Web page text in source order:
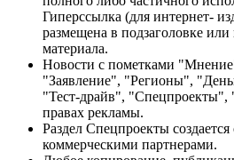
Гиперссылка (для интернет-
размещена в подзаголовке или
материала.
Новости с пометками
"Заявление", "Регионы",
"Тест-драйв",
правах рекламы.
Раздел Спецпроекты создается
коммерческими партнерами.